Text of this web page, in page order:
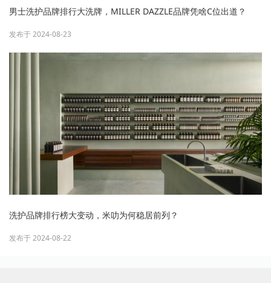
男士洗护品牌排行大洗牌，MILLER DAZZLE品牌凭啥C位出道？
发布于 2024-08-23
洗护品牌排行榜大变动，米叻为何稳居前列？
发布于 2024-08-22